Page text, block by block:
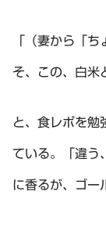
「（妻から「
そ、この、白米
と、食レポを勉
ている。「違う
に香るが、ゴー